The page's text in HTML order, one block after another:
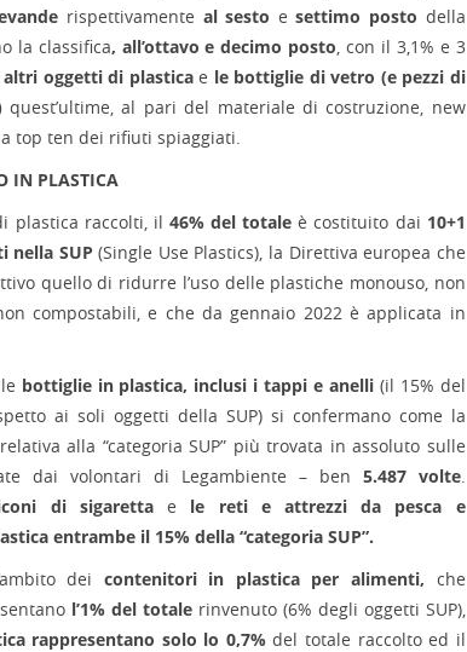
rispettivamente al sesto esettimo posto della
la classifica, all’ottavo e decimo posto, con il 3,1% e 3
altri oggetti di plasticae le bottiglie di vetro (e pezzi di
quest’ultime, al pari del materiale di costruzione, new
top ten dei rifiuti spiaggiati.
IN PLASTICA
plastica raccolti, il 46% del totale è costituito dai 10+1
nella SUP(Single Use Plastics), la Direttiva europea che
quello di ridurre l’uso delle plastiche monouso, non
compostabili, e che da gennaio 2022 è applicata in
bottiglie in plastica, inclusi i tappi e anelli(il 15% del
ai soli oggetti della SUP) si confermano come la
alla “categoria SUP” più trovata in assoluto sulle
dai volontari di Legambiente – ben 5.487 volte.
di sigarettae le reti e attrezzi da pesca e
entrambe il 15% della “categoria SUP”.
dei contenitori in plastica per alimenti, che
l’1% del totalerinvenuto (6% degli oggetti SUP),
rappresentano solo lo 0,7%del totale raccolto ed il